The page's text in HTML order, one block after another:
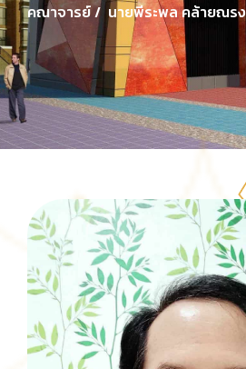
คณาจารย์ / นายพีระพล คล้ายณร